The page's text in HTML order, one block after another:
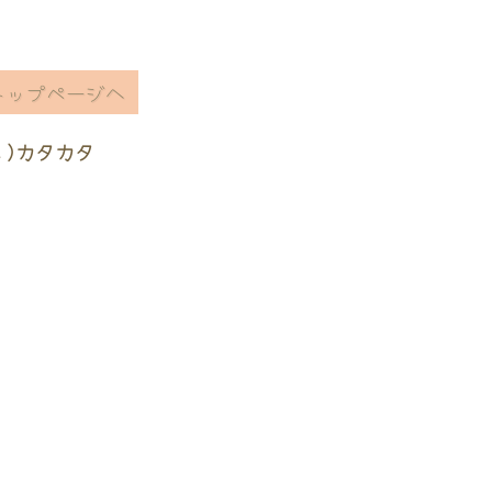
カタカタ
ップページへ